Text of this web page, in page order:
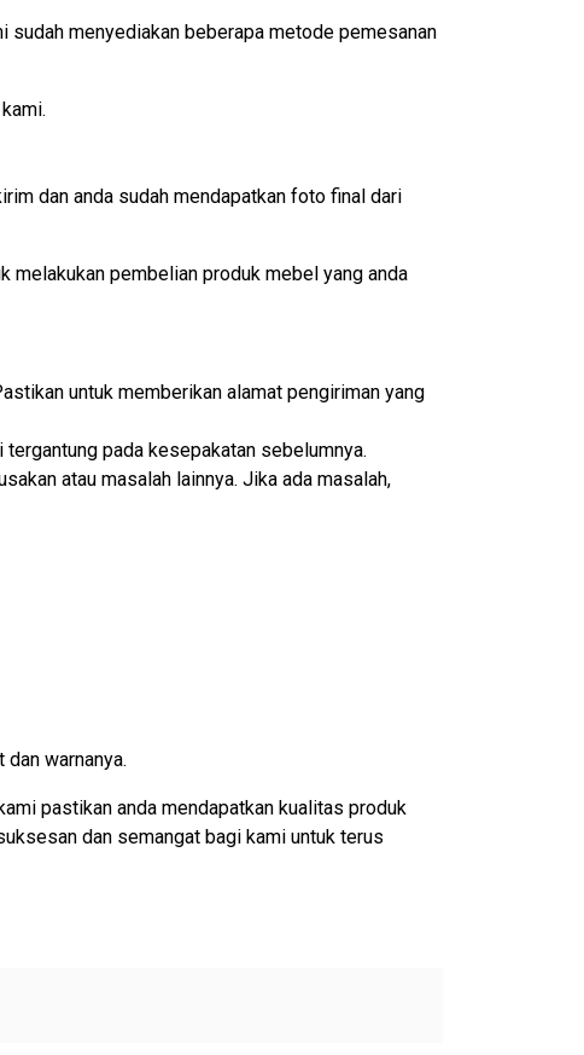
sudah menyediakan beberapa metode pemesanan
dan anda sudah mendapatkan foto final dari
melakukan pembelian produk mebel yang anda
untuk memberikan alamat pengiriman yang
pada kesepakatan sebelumnya.
atau masalah lainnya. Jika ada masalah,
warnanya.
pastikan anda mendapatkan kualitas produk
dan semangat bagi kami untuk terus